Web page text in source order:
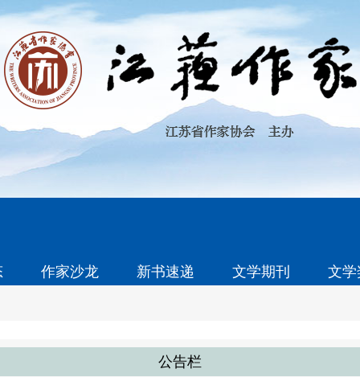
作家沙龙 新书速递 文学期刊 文
公告栏